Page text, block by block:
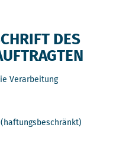
DES
Verarbeitung